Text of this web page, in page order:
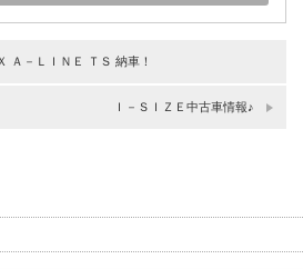
Ａ－ＬＩＮＥ ＴＳ 納車！
Ｉ－ＳＩＺＥ中古車情報♪